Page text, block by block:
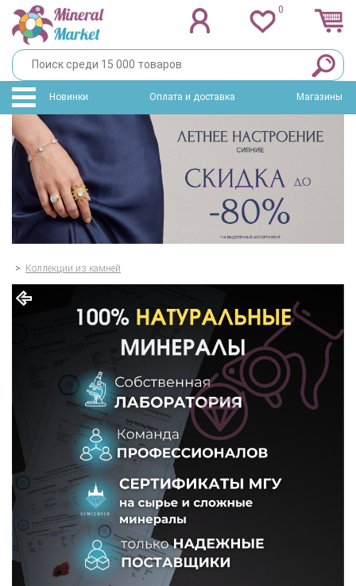
0
Новинки Оплата и доставка Магазины
> Коллекции из камней